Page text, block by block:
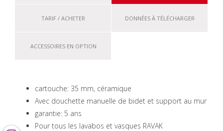
TARIF / ACHETER DONNÉES À TÉLÉCHARGER
ACCESSOIRES EN OPTION
cartouche: 35 mm, céramique
Avec douchette manuelle de bidet et support au mur
garantie: 5 ans
Pour tous les lavabos et vasques RAVAK